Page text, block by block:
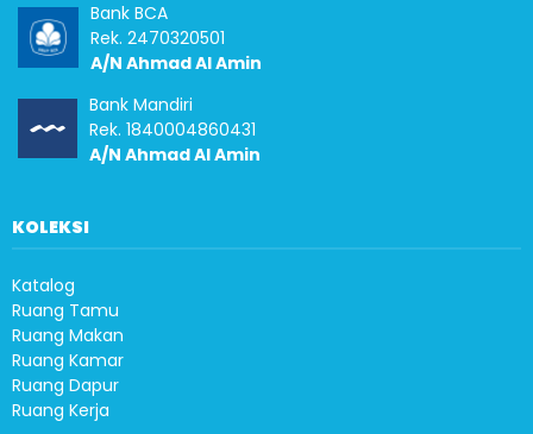
Bank BCA
Rek. 2470320501
A/N Ahmad Al Amin
Bank Mandiri
Rek. 1840004860431
A/N Ahmad Al Amin
KOLEKSI
Katalog
Ruang Tamu
Ruang Makan
Ruang Kamar
Ruang Dapur
Ruang Kerja